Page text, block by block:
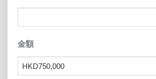
金額